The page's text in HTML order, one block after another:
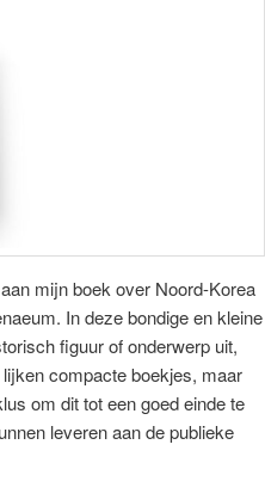
mijn boek over Noord-Korea
In deze bondige en kleine
figuur of onderwerp uit,
compacte boekjes, maar
om dit tot een goed einde te
leveren aan de publieke